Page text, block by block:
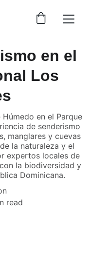
en el
Los
en el Parque
de senderismo
manglares y cuevas
la naturaleza y el
expertos locales de
la biodiversidad y
Dominicana.
read